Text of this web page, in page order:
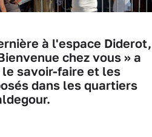
à l'espace Diderot,
chez vous » a
savoir-faire et les
dans les quartiers